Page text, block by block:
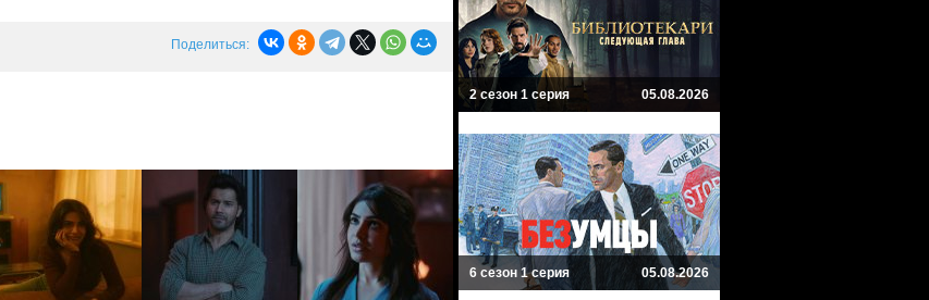
Поделиться:
2 сезон 1 серия 05.08.2026
6 сезон 1 серия 05.08.2026